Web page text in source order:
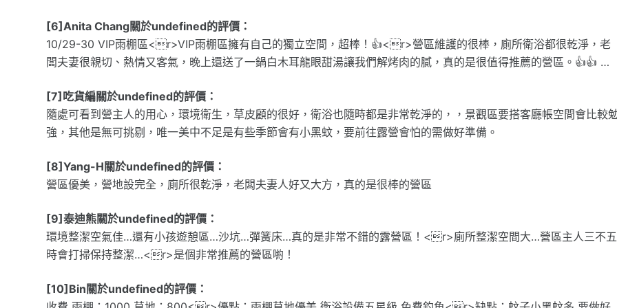
[6]Anita Chang關於undefined的評價：
10/29-30 VIP雨棚區<r>VIP雨棚區擁有自己的獨立空間，超棒！👍<r>營區維護的很棒，廁所衛浴都很乾淨，老
闆夫妻很親切、熱情又客氣，晚上還送了一鍋白木耳龍眼甜湯讓我們解烤肉的膩，真的是很值得推薦的營區。👍👍 …
[7]吃貨編關於undefined的評價：
隨處可看到營主人的用心，環境衛生，草皮顧的很好，衛浴也隨時都是非常乾淨的，，景觀區要搭客廳帳空間會比較
強，其他是無可挑剔，唯一美中不足是有些季節會有小黑蚊，要前往露營會怕的需做好準備。
[8]Yang-H關於undefined的評價：
營區優美，營地設完全，廁所很乾淨，老闆夫妻人好又大方，真的是很棒的營區
[9]泰迪熊關於undefined的評價：
環境整潔空氣佳…還有小孩遊憩區…沙坑…彈簧床…真的是非常不錯的露營區！<r>廁所整潔空間大…營區主人三不五
時會打掃保持整潔…<r>是個非常推薦的營區喲！
[10]Bin關於undefined的評價：